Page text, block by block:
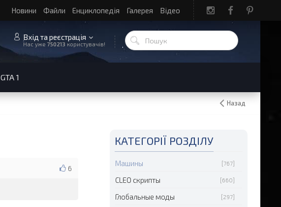
Новини Файли Енциклопедія Галерея Відео
Вхід та реєстрація
Нас уже 750213 користувачів!
GTA 1
Назад
6
КАТЕГОРІЇ РОЗДІЛУ
Машины [767]
CLEO скрипты [660]
Глобальные моды [297]